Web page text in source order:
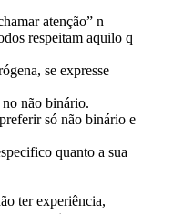
atenção” n
respeitam aquilo q
se expresse
não binário.
só não binário e
quanto a sua
ter experiência,